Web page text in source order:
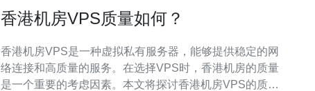
香港机房VPS质量如何？
香港机房VPS是一种虚拟私有服务器，能够提供稳定的网
络连接和高质量的服务。在选择VPS时，香港机房的质量
是一个重要的考虑因素。本文将探讨香港机房VPS的质